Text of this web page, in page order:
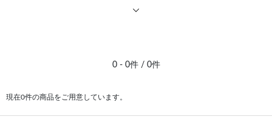
0 - 0件 / 0件
現在0件の商品をご用意しています。